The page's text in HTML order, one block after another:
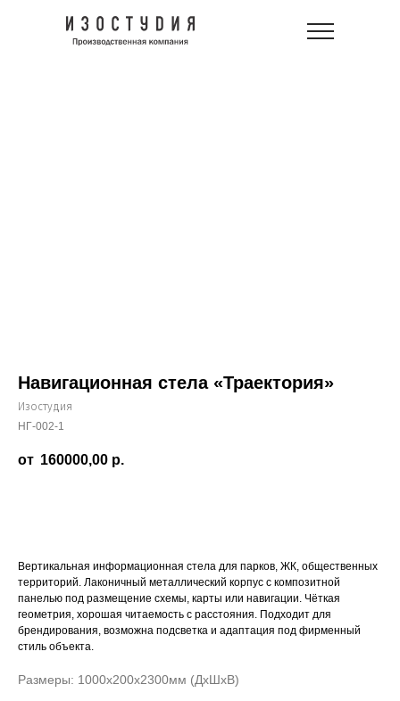
Навигационная стела «Траектория»
Изостудия
НГ-002-1
160000,00 р.
Вертикальная информационная стела для парков, ЖК, общественных
территорий. Лаконичный металлический корпус с композитной
панелью под размещение схемы, карты или навигации. Чёткая
геометрия, хорошая читаемость с расстояния. Подходит для
брендирования, возможна подсветка и адаптация под фирменный
стиль объекта.
Размеры: 1000х200х2300мм (ДхШхВ)